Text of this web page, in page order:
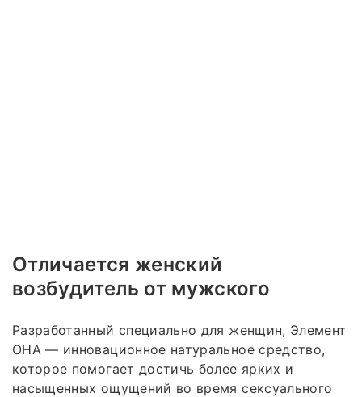
Отличается женский
возбудитель от мужского
Разработанный специально для женщин, Элемент
ОНА — инновационное натуральное средство,
которое помогает достичь более ярких и
насыщенных ощущений во время сексуального